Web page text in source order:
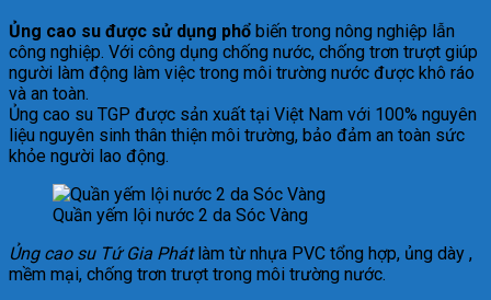
Ủng cao su được sử dụng phổ biến trong nông nghiệp lẫn
công nghiệp. Với công dụng chống nước, chống trơn trượt giúp
người làm động làm việc trong môi trường nước được khô ráo
và an toàn.
Ủng cao su TGP được sản xuất tại Việt Nam với 100% nguyên
liệu nguyên sinh thân thiện môi trường, bảo đảm an toàn sức
khỏe người lao động.
Quần yếm lội nước 2 da Sóc Vàng
Ủng cao su Tứ Gia Phátlàm từ nhựa PVC tổng hợp, ủng dày ,
mềm mại, chống trơn trượt trong môi trường nước.